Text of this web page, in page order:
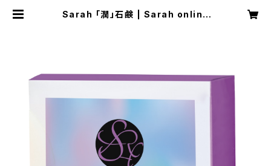
Sarah 「潤」石鹸 | Sarah online